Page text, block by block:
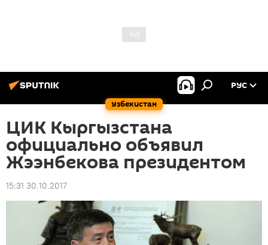
Узбекистан
РУС
ЦИК Кыргызстана
официально объявил
Жээнбекова президентом
15:31 30.10.2017